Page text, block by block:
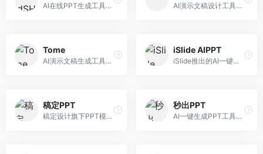
AI在线PPT生成工具，支持思维导图转PPT。面向职场人士，提供思维导图导入、PPT生成、模板选择等服务，思维导图转PPT效率高。 AI演示文稿设计工具，专注于自动化设计排版。面向职场人士，提供智能排版、模板选择、设计优化等服务，设计美观度高。
Tome
AI演示文稿生成工具，专注于故事化演示创作。面向创业者和营销人员，提供故事叙述、视觉设计、内容生成等服务，演示文稿叙事性强。
iSlide AIPPT
iSlide推出的AI一键设计精美PPT工具。面向PPT设计用户，提供模板库、内容生成、设计优化等服务，与iSlide插件深度整合。
稿定PPT
稿定设计旗下PPT模板资源库，整合AI生成功能。面向设计师和职场人士，提供海量PPT模板、AI内容生成等服务，模板质量高。
秒出PPT
AI一键生成PPT工具，专注于快速演示文稿制作。面向职场人士，支持主题输入、内容生成、模板套用等功能，PPT生成速度快，适合紧急制作场景。